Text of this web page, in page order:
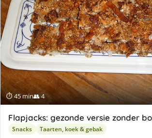
⏱ 45 min👥 4
Flapjacks: gezonde versie zonder
Snacks Taarten, koek & gebak